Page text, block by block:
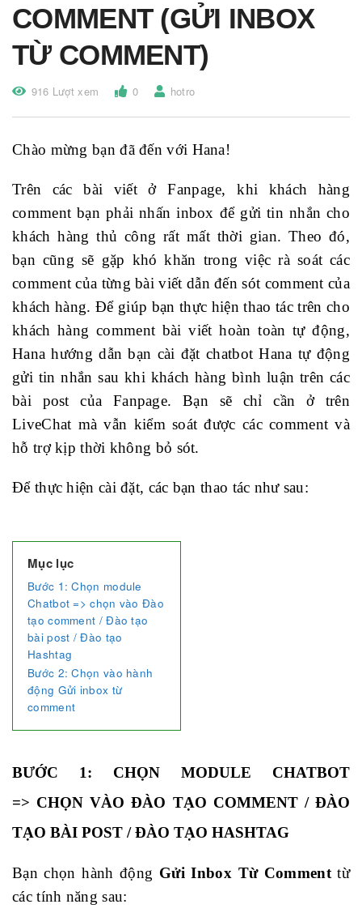
COMMENT (GỬI INBOX
TỪ COMMENT)
916 Lượt xem 0 hotro
Chào mừng bạn đã đến với Hana!
Trên các bài viết ở Fanpage, khi khách hàng
comment bạn phải nhấn inbox để gửi tin nhắn cho
khách hàng thủ công rất mất thời gian. Theo đó,
bạn cũng sẽ gặp khó khăn trong việc rà soát các
comment của từng bài viết dẫn đến sót comment của
khách hàng. Để giúp bạn thực hiện thao tác trên cho
khách hàng comment bài viết hoàn toàn tự động,
Hana hướng dẫn bạn cài đặt chatbot Hana tự động
gửi tin nhắn sau khi khách hàng bình luận trên các
bài post của Fanpage. Bạn sẽ chỉ cần ở trên
LiveChat mà vẫn kiểm soát được các comment và
hỗ trợ kịp thời không bỏ sót.
Để thực hiện cài đặt, các bạn thao tác như sau:
Mục lục
Bước 1: Chọn module
Chatbot => chọn vào Đào
tạo comment / Đào tạo
bài post / Đào tạo
Hashtag
Bước 2: Chọn vào hành
động Gửi inbox từ
comment
BƯỚC 1: CHỌN MODULE CHATBOT
=> CHỌN VÀOĐÀO TẠO COMMENT / ĐÀO
TẠO BÀI POST / ĐÀO TẠO HASHTAG
Bạn chọn hành động Gửi Inbox Từ Commenttừ
các tính năng sau: